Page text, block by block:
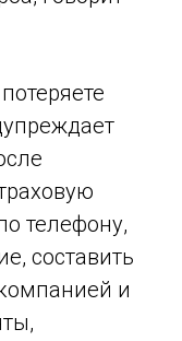
телефону,
составить
и